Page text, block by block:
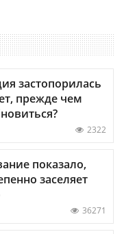
застопорилась
прежде чем
2322
показало,
заселяет
36271